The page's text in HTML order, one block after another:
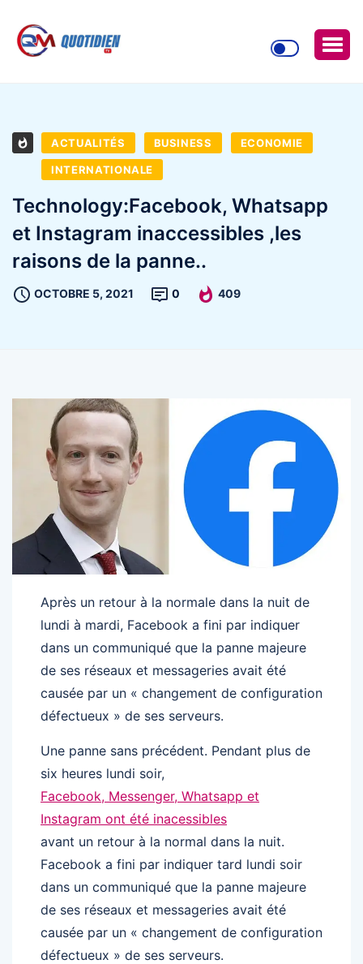
ACTUALITÉS BUSINESS ECONOMIE
INTERNATIONALE
Technology:Facebook, Whatsapp
et Instagram inaccessibles ,les
raisons de la panne..
OCTOBRE 5, 2021 0 409
Après un retour à la normale dans la nuit de
lundi à mardi, Facebook a fini par indiquer
dans un communiqué que la panne majeure
de ses réseaux et messageries avait été
causée par un « changement de configuration
défectueux » de ses serveurs.
Une panne sans précédent. Pendant plus de
six heures lundi soir,
Facebook, Messenger, Whatsapp et
Instagram ont été inacessibles
avant un retour à la normal dans la nuit.
Facebook a fini par indiquer tard lundi soir
dans un communiqué que la panne majeure
de ses réseaux et messageries avait été
causée par un « changement de configuration
défectueux » de ses serveurs.